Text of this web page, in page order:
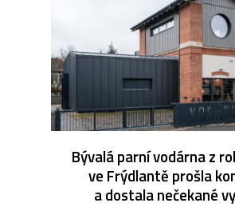
Bývalá parní vodárna z
ve Frýdlantě prošla
a dostala nečekané